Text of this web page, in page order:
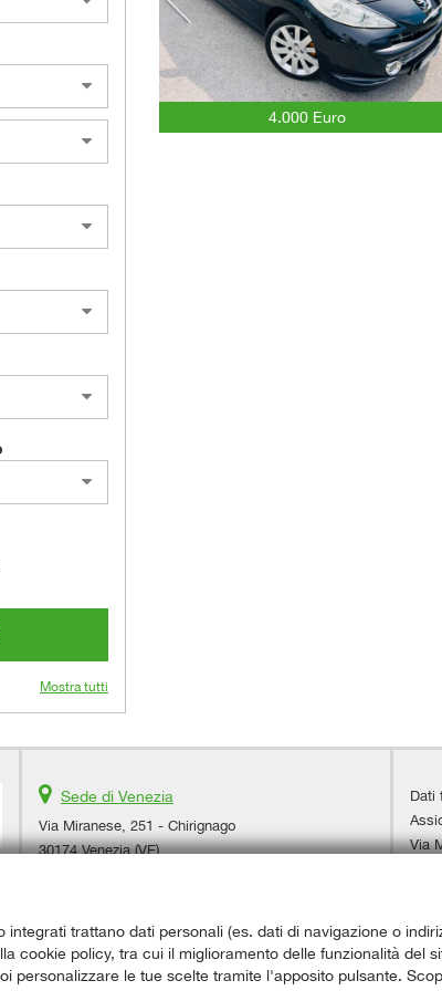
Mostra tutti
4.000 Euro
Sede di Venezia
Via Miranese, 251 - Chirignago
30174 Venezia (VE)
Cellulare:
+39 393 412 3811
Email:
autopasqualetto@libero.it
Indicazioni stradali
Dati
Via
trattano dati personali (es. dati di navigazione o
cookie policy, tra cui il miglioramento delle funzionalità
personalizzare le tue scelte tramite l'apposito pulsante.